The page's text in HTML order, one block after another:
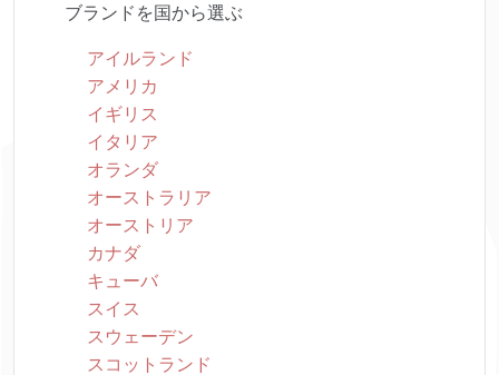
ブランドを国から選ぶ
アイルランド
アメリカ
イギリス
イタリア
オランダ
オーストラリア
オーストリア
カナダ
キューバ
スイス
スウェーデン
スコットランド